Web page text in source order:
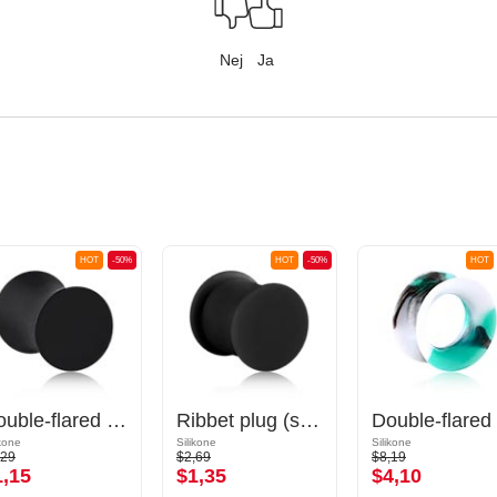
Nej Ja
-50%
HOT
Double-flared plug (silikone, flere farver)
-50%
HOT
Ribbet plug (silikone, flere farver)
Silikone
$2,69
$1,35
HOT
Silikone
$8,19
$4,10